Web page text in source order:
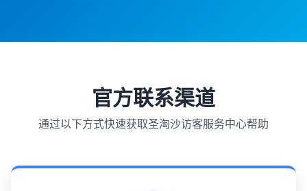
官方联系渠道
通过以下方式快速获取圣淘沙访客服务中心帮助